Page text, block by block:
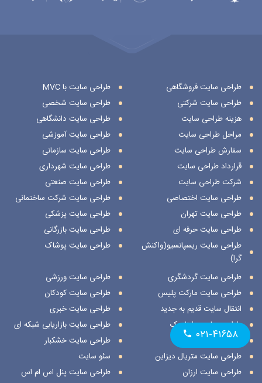
طراحی سایت فروشگاهی
طراحی سایت شرکتی
هزینه طراحی سایت
مراحل طراحی سایت
سفارش طراحی سایت
قرارداد طراحی سایت
شرکت طراحی سایت
طراحی سایت اختصاصی
طراحی سایت تهران
طراحی سایت حرفه ای
طراحی سایت ریسپانسیو(واکنش
گرا)
طراحی سایت با MVC
طراحی سایت شخصی
طراحی سایت دانشگاهی
طراحی سایت آموزشی
طراحی سایت سازمانی
طراحی سایت شهرداری
طراحی سایت صنعتی
طراحی سایت شرکت ساختمانی
طراحی سایت پزشکی
طراحی سایت بازرگانی
طراحی سایت پوشاک
طراحی سایت گردشگری
طراحی سایت مارکت پلیس
انتقال سایت قدیم به جدید
طراحی سایت داینامیک
طراحی سایت استاتیک
طراحی سایت متریال دیزاین
طراحی سایت ارزان
طراحی سایت ورزشی
طراحی سایت کودکان
طراحی سایت خبری
طراحی سایت بازاریابی شبکه ای
طراحی سایت خشکبار
سئو سایت
طراحی سایت پنل اس ام اس
۰۲۱-۴۱۶۵۸